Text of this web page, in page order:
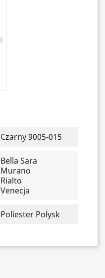
Czarny 9005-015
Bella Sara
Murano
Rialto
Venecja
Poliester Połysk